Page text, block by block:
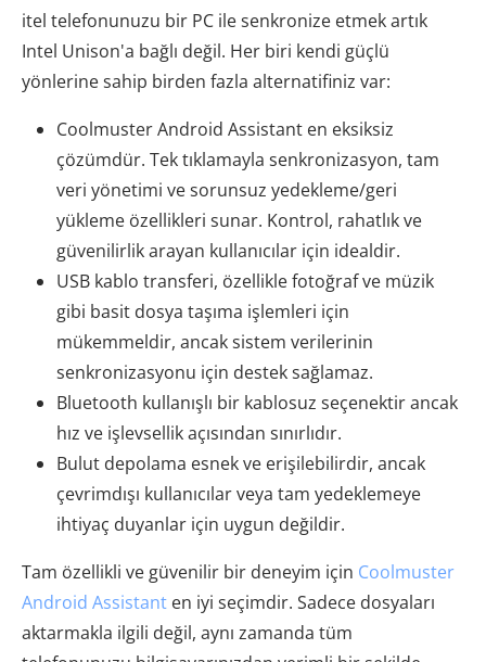
itel telefonunuzu bir PC ile senkronize etmek artık
Intel Unison'a bağlı değil. Her biri kendi güçlü
yönlerine sahip birden fazla alternatifiniz var:
Coolmuster Android Assistant en eksiksiz
çözümdür. Tek tıklamayla senkronizasyon, tam
veri yönetimi ve sorunsuz yedekleme/geri
yükleme özellikleri sunar. Kontrol, rahatlık ve
güvenilirlik arayan kullanıcılar için idealdir.
USB kablo transferi, özellikle fotoğraf ve müzik
gibi basit dosya taşıma işlemleri için
mükemmeldir, ancak sistem verilerinin
senkronizasyonu için destek sağlamaz.
Bluetooth kullanışlı bir kablosuz seçenektir ancak
hız ve işlevsellik açısından sınırlıdır.
Bulut depolama esnek ve erişilebilirdir, ancak
çevrimdışı kullanıcılar veya tam yedeklemeye
ihtiyaç duyanlar için uygun değildir.
Tam özellikli ve güvenilir bir deneyim için Coolmuster
Android Assistant en iyi seçimdir. Sadece dosyaları
aktarmakla ilgili değil, aynı zamanda tüm